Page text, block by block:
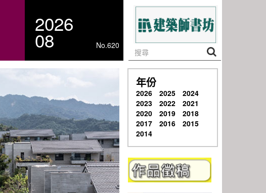
2026
08 No.620
年份
2026 2025
2024
2023
2022
2021
2020
2019
2018
2017
2016
2015
2014